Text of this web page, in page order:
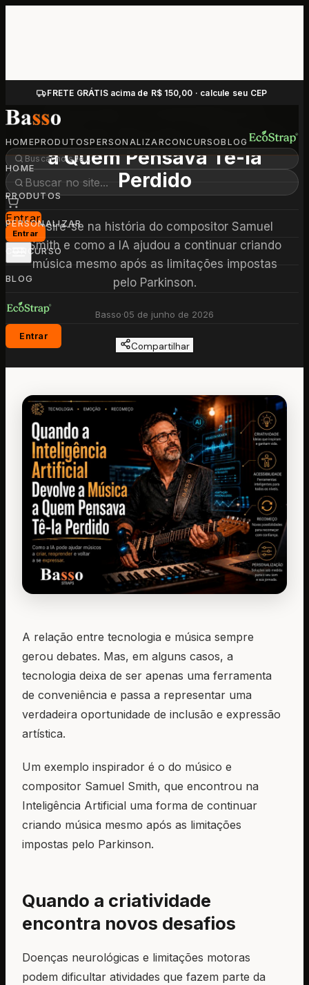
FRETE GRÁTIS acima de R$ 150,00 · calcule seu CEP
HOMEPRODUTOSPERSONALIZARCONCURSOBLOG
Entrar
Entrar
HOME
PRODUTOS
PERSONALIZAR
CONCURSO
BLOG
Entrar
Quando a Inteligência
Artificial Devolve a Música
a Quem Pensava Tê-la
Perdido
Insire-se na história do compositor Samuel
Smith e como a IA ajudou a continuar criando
música mesmo após as limitações impostas
pelo Parkinson.
Basso·05 de junho de 2026
Compartilhar
A relação entre tecnologia e música sempre
gerou debates. Mas, em alguns casos, a
tecnologia deixa de ser apenas uma ferramenta
de conveniência e passa a representar uma
verdadeira oportunidade de inclusão e expressão
artística.
Um exemplo inspirador é o do músico e
compositor Samuel Smith, que encontrou na
Inteligência Artificial uma forma de continuar
criando música mesmo após as limitações
impostas pelo Parkinson.
Quando a criatividade
encontra novos desafios
Doenças neurológicas e limitações motoras
podem dificultar atividades que fazem parte da